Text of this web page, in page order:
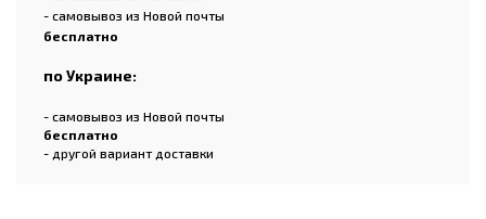
- самовывоз из Новой почты
бесплатно
по Украине:
- самовывоз из Новой почты
бесплатно
- другой вариант доставки